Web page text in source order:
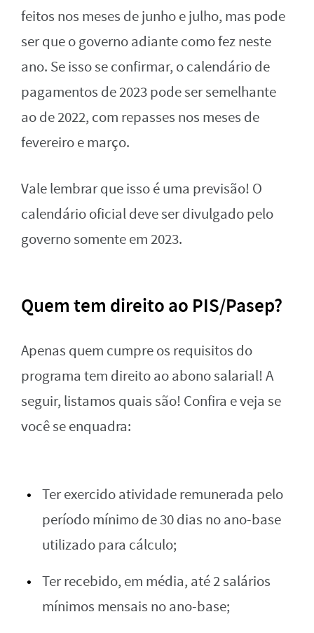
feitos nos meses de junho e julho, mas pode
ser que o governo adiante como fez neste
ano. Se isso se confirmar, o calendário de
pagamentos de 2023 pode ser semelhante
ao de 2022, com repasses nos meses de
fevereiro e março.
Vale lembrar que isso é uma previsão! O
calendário oficial deve ser divulgado pelo
governo somente em 2023.
Quem tem direito ao PIS/Pasep?
Apenas quem cumpre os requisitos do
programa tem direito ao abono salarial! A
seguir, listamos quais são! Confira e veja se
você se enquadra:
Ter exercido atividade remunerada pelo
período mínimo de 30 dias no ano-base
utilizado para cálculo;
Ter recebido, em média, até 2 salários
mínimos mensais no ano-base;